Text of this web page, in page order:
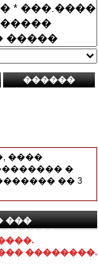
����
�
�� 3
���
��������.